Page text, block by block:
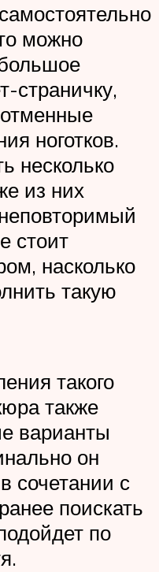
можно
страничку,
ноготков.
несколько
из них
стоит
насколько
такую
такого
также
варианты
он
сочетании с
поискать
по